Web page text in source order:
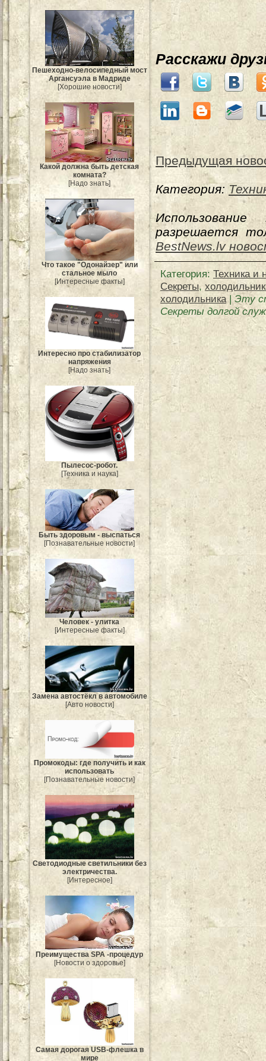
Пешеходно-велосипедный мост
Аргансуэла в Мадриде
[Хорошие новости]
Какой должна быть детская
комната?
[Надо знать]
Что такое "Одонайзер" или
стальное мыло
[Интересные факты]
Интересно про стабилизатор
напряжения
[Надо знать]
Пылесос-робот.
[Техника и наука]
Быть здоровым - выспаться
[Познавательные новости]
Человек - улитка
[Интересные факты]
Замена автостёкл в автомобиле
[Авто новости]
Промокоды: где получить и как
использовать
[Познавательные новости]
Светодиодные светильники без
электричества.
[Интересное]
Преимущества SPA -процедур
[Новости о здоровье]
Самая дорогая USB-флешка в
мире
Расскажи
Предыдущая
Категория:
разрешается
BestNews.lv
Категория: Техника и
Секреты,
холодильника|Эту
Секреты долгой